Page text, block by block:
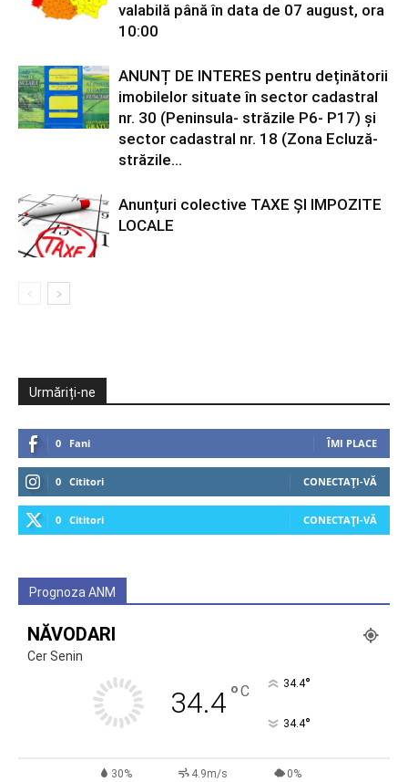
valabilă până în data de 07 august, ora
10:00
ANUNȚ DE INTERES pentru deținătorii
imobilelor situate în sector cadastral
nr. 30 (Peninsula- străzile P6- P17) și
sector cadastral nr. 18 (Zona Ecluză-
străzile...
Anunțuri colective TAXE ȘI IMPOZITE
LOCALE
Urmăriți-ne
0 Fani ÎMI PLACE
0 Cititori CONECTAȚI-VĂ
0 Cititori CONECTAȚI-VĂ
Prognoza ANM
NĂVODARI
Cer Senin
34.4°C 34.4°
34.4°
30% 4.9m/s 0%